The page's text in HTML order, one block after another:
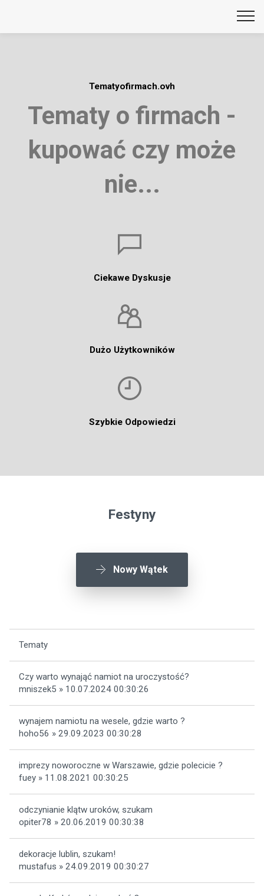
Tematyofirmach.ovh
Tematy o firmach -
kupować czy może
nie...
Ciekawe Dyskusje
Dużo Użytkowników
Szybkie Odpowiedzi
Festyny
Nowy Wątek
Tematy
Czy warto wynająć namiot na uroczystość?
mniszek5 » 10.07.2024 00:30:26
wynajem namiotu na wesele, gdzie warto ?
hoho56 » 29.09.2023 00:30:28
imprezy noworoczne w Warszawie, gdzie polecicie ?
fuey » 11.08.2021 00:30:25
odczynianie klątw uroków, szukam
opiter78 » 20.06.2019 00:30:38
dekoracje lublin, szukam!
mustafus » 24.09.2019 00:30:27